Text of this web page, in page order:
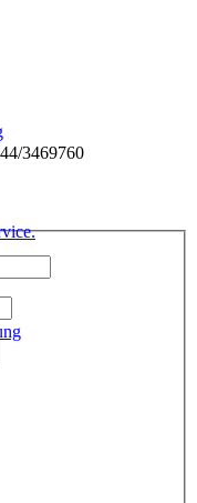
3469760